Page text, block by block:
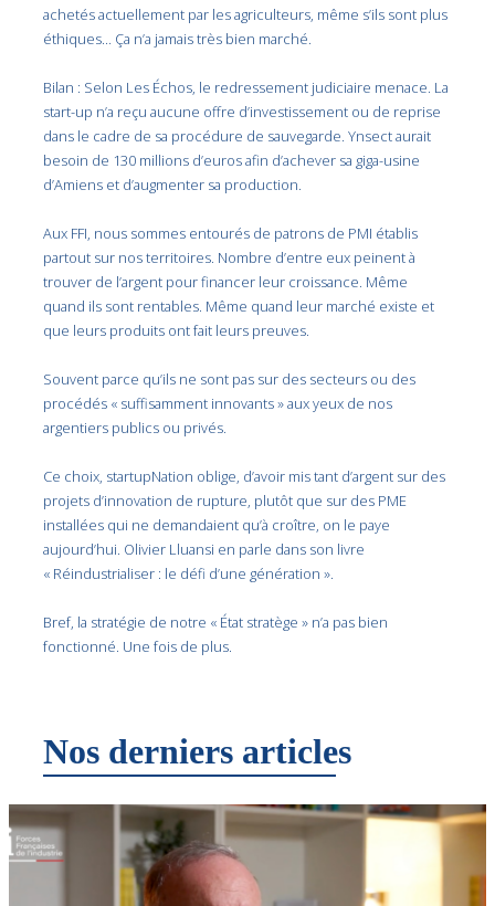
achetés actuellement par les agriculteurs, même s’ils sont plus
éthiques… Ça n’a jamais très bien marché.
Bilan : Selon Les Échos, le redressement judiciaire menace. La
start-up n’a reçu aucune offre d’investissement ou de reprise
dans le cadre de sa procédure de sauvegarde. Ynsect aurait
besoin de 130 millions d’euros afin d’achever sa giga-usine
d’Amiens et d’augmenter sa production.
Aux FFI, nous sommes entourés de patrons de PMI établis
partout sur nos territoires. Nombre d’entre eux peinent à
trouver de l’argent pour financer leur croissance. Même
quand ils sont rentables. Même quand leur marché existe et
que leurs produits ont fait leurs preuves.
Souvent parce qu’ils ne sont pas sur des secteurs ou des
procédés « suffisamment innovants » aux yeux de nos
argentiers publics ou privés.
Ce choix, startupNation oblige, d’avoir mis tant d’argent sur des
projets d’innovation de rupture, plutôt que sur des PME
installées qui ne demandaient qu’à croître, on le paye
aujourd’hui. Olivier Lluansi en parle dans son livre
« Réindustrialiser : le défi d’une génération ».
Bref, la stratégie de notre « État stratège » n’a pas bien
fonctionné. Une fois de plus.
Nos derniers articles